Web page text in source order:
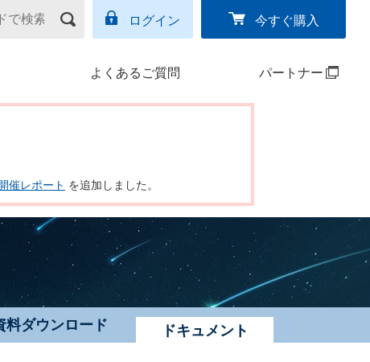
ログイン 今すぐ購入
よくあるご質問 パートナー
催レポート を追加しました。
料ダウンロード ドキュメント